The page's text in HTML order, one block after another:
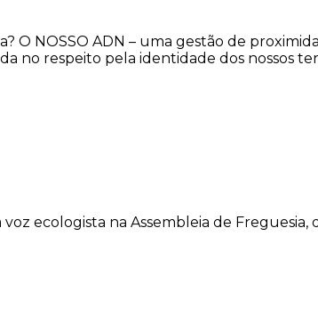
NOSSO ADN – uma gestão de
no respeito pela identidade dos nossos
ecologista na Assembleia de